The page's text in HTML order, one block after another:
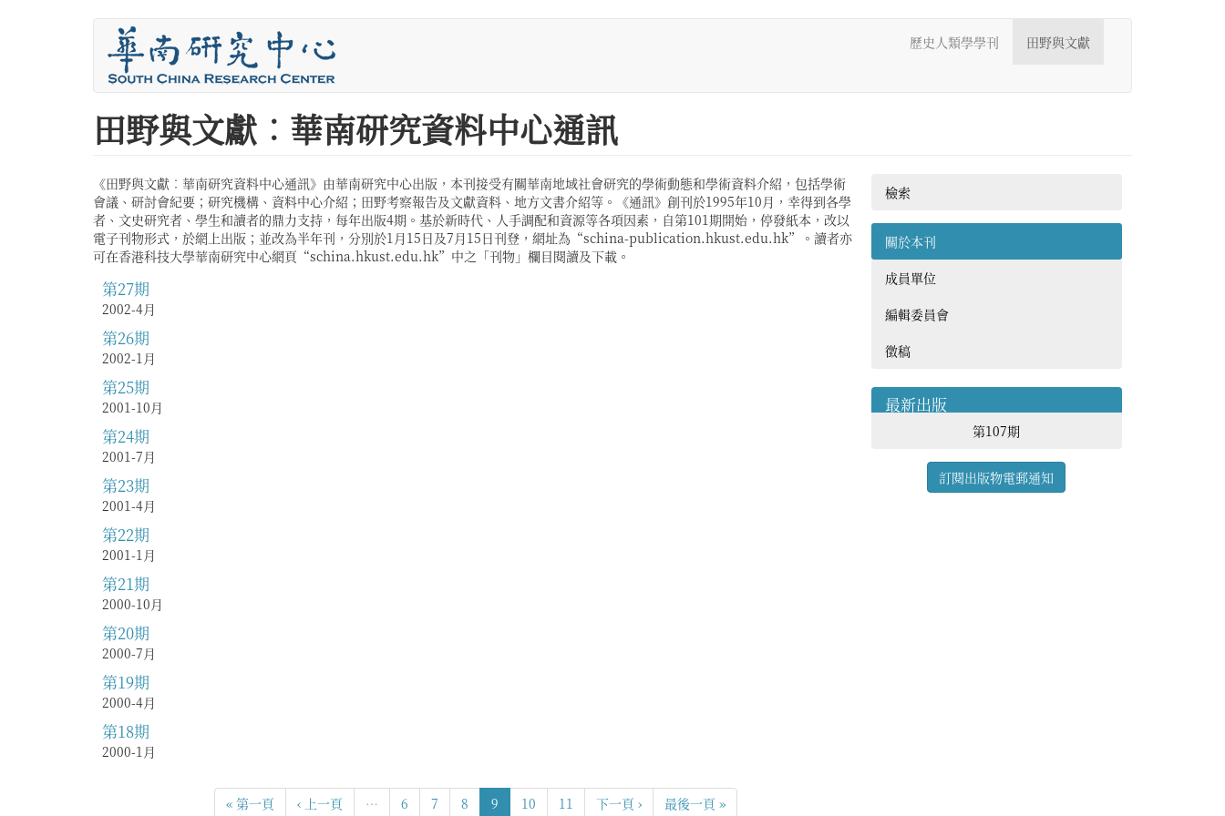
歷史人類學學刊 田野與文獻
您
在
這
裡
田野與文獻︰華南研究資料中心通訊
《田野與文獻︰華南研究資料中心通訊》由華南研究中心出版，本刊接受有關華南地域社會研究的學術動態和學術資料介紹，包括學術
會議、研討會紀要；研究機構、資料中心介紹；田野考察報告及文獻資料、地方文書介紹等。《通訊》創刊於1995年10月，幸得到各學
者、文史研究者、學生和讀者的鼎力支持，每年出版4期。基於新時代、人手調配和資源等各項因素，自第101期開始，停發紙本，改以
電子刊物形式，於網上出版；並改為半年刊，分別於1月15日及7月15日刊登，網址為“schina-publication.hkust.edu.hk”。讀者亦
可在香港科技大學華南研究中心網頁“schina.hkust.edu.hk”中之「刊物」欄目閱讀及下載。
第27期
2002-4月
第26期
2002-1月
第25期
2001-10月
第24期
2001-7月
第23期
2001-4月
第22期
2001-1月
第21期
2000-10月
第20期
2000-7月
第19期
2000-4月
第18期
2000-1月
« 第一頁 ‹ 上一頁 … 6 7 8 9 10 11 下一頁 › 最後一頁 »
檢索
關於本刊
成員單位
編輯委員會
徵稿
最新出版
第107期
訂閱出版物電郵通知